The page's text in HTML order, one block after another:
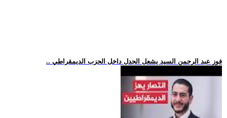
.. فوز عبد الرحمن السيد يشعل الجدل داخل الحزب الديمقراطي